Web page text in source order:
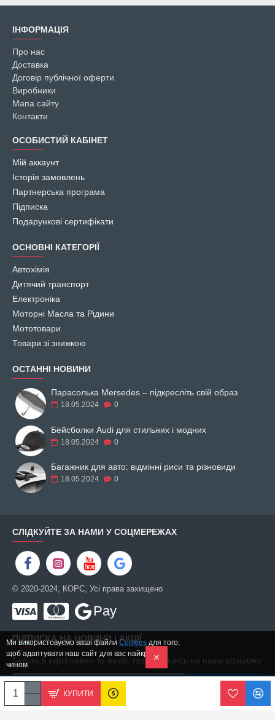
КУПИТИ
ІНФОРМАЦІЯ
Про нас
Доставка
Договір публічної оферти
Виробники
Мапа сайту
Контакти
ОСОБИСТИЙ КАБІНЕТ
Мій аккаунт
Історія замовлень
Партнерська програма
Підписка
Подарункові сертифікати
ОСНОВНІ КАТЕГОРІЇ
Автохімія
Дитячий транспорт
Електроніка
Моторні Масла та Рідини
Мототовари
Товари зі знижкою
ОСТАННІ НОВИНИ
Парасолька Mersedes – підкресліть свій образ
18.05.2024 0
Бейсболки Audi для стильних і модних
18.05.2024 0
Багажник для авто: відмінні риси та різновиди
18.05.2024 0
СЛІДКУЙТЕ ЗА НАМИ У СОЦМЕРЕЖАХ
© 2020-2024, КОРС, Усі права захищено
Pay
ПІДПИСКА НА НОВИНИ І АКЦІЇ
Будьте в курсі новин та акцій, підписавшись на нашу розсилку
Ми використовуємо ваші файли Cookies для того,
щоб адаптувати наш сайт для вас найкращим
чином